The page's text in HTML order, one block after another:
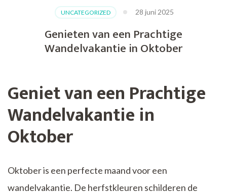
UNCATEGORIZED 28 juni 2025
Genieten van een Prachtige
Wandelvakantie in Oktober
Geniet van een Prachtige
Wandelvakantie in
Oktober
Oktober is een perfecte maand voor een
wandelvakantie. De herfstkleuren schilderen de